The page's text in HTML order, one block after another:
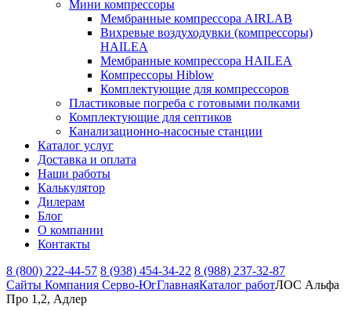
Мини компрессоры
Мембранные компрессора AIRLAB
Вихревые воздуходувки (компрессоры)
HAILEA
Мембранные компрессора HAILEA
Компрессоры Hiblow
Комплектующие для компрессоров
Пластиковые погреба с готовыми полками
Комплектующие для септиков
Канализационно-насосные станции
Каталог услуг
Доставка и оплата
Наши работы
Калькулятор
Дилерам
Блог
О компании
Контакты
8 (800) 222-44-57 8 (938) 454-34-22 8 (988) 237-32-87
Сайты Компания Серво-ЮгГлавнаяКаталог работЛОС Альфа
Про 1,2, Адлер